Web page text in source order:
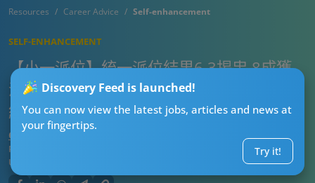
Discovery Feed is launched!
You can now view the latest jobs, articles and news at
your fingertips.
Try it!
Resources Career Advice Self-enhancement
SELF-ENHANCEMENT
【小一派位】統一派位結果6.3揭盅 8成獲
派首三志願！家長必睇！點先最快得知派位
結果？
CTgoodjobs’ Editor
Published:
Updated: